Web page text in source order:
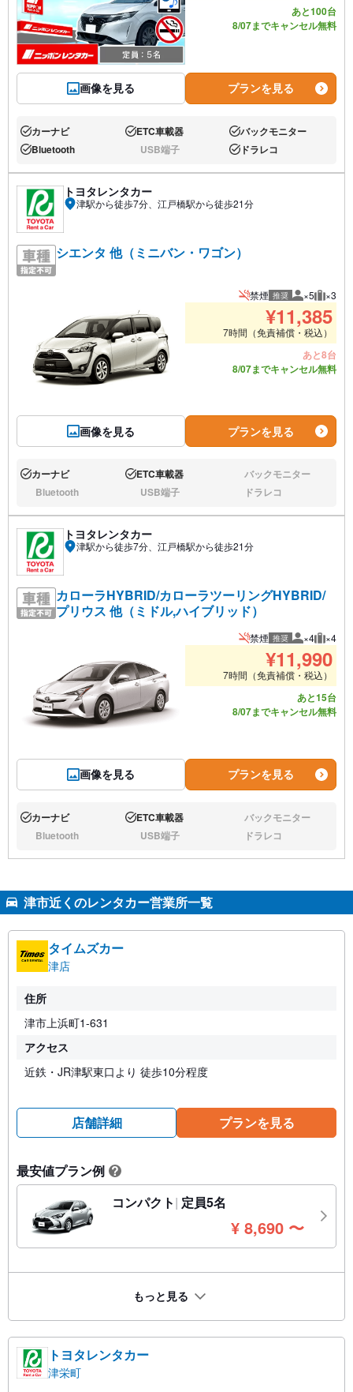
画像を見る
あと100台
8/07までキャンセル無料
プランを見る
あり:カーナビ あり:ETC車載器 あり:バックモニター
あり:Bluetooth なし:USB端子 あり:ドラレコ
トヨタレンタカー
津駅から徒歩7分、江戸橋駅から徒歩21分
シエンタ 他（ミニバン・ワゴン）
画像を見る
禁煙 推奨 推奨人数
×5 推奨
×3
¥11,385
7時間（免責補償・税込）
あと8台
8/07までキャンセル無料
プランを見る
あり:カーナビ あり:ETC車載器 なし:バックモニター
なし:Bluetooth なし:USB端子 なし:ドラレコ
トヨタレンタカー
津駅から徒歩7分、江戸橋駅から徒歩21分
カローラHYBRID/カローラツーリングHYBRID/
プリウス 他（ミドル,ハイブリッド）
画像を見る
禁煙 推奨 推奨人数
×4 推奨
×4
¥11,990
7時間（免責補償・税込）
あと15台
8/07までキャンセル無料
プランを見る
あり:カーナビ あり:ETC車載器 なし:バックモニター
なし:Bluetooth なし:USB端子 なし:ドラレコ
津市近くのレンタカー営業所一覧
タイムズカー
津店
住所
津市上浜町1-631
アクセス
近鉄・JR津駅東口より 徒歩10分程度
店舗詳細 プランを見る
最安値プラン例 ?
コンパクト 定員5名
¥ 8,690 円
〜
もっと見る
トヨタレンタカー
津栄町